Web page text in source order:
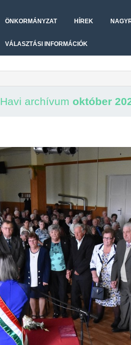
ÖNKORMÁNYZAT HÍREK
VÁLASZTÁSI INFORMÁCIÓK
Havi archívum október